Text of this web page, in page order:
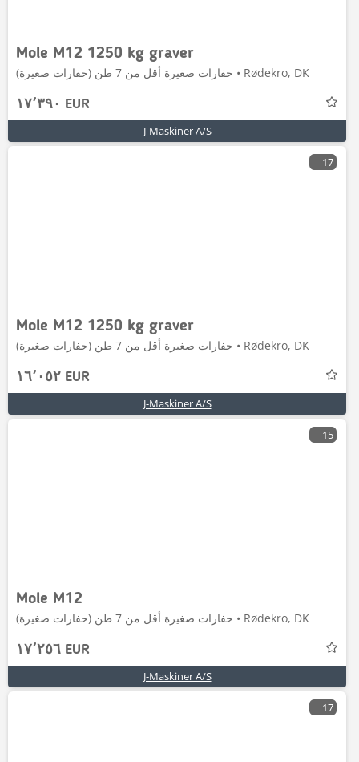
Mole M12 1250 kg graver
حفارات صغيرة أقل من 7 طن (حفارات صغيرة) • Rødekro, DK
١٧٬٣٩٠ EUR
J-Maskiner A/S
17
Mole M12 1250 kg graver
حفارات صغيرة أقل من 7 طن (حفارات صغيرة) • Rødekro, DK
١٦٬٠٥٢ EUR
J-Maskiner A/S
15
Mole M12
حفارات صغيرة أقل من 7 طن (حفارات صغيرة) • Rødekro, DK
١٧٬٢٥٦ EUR
J-Maskiner A/S
17